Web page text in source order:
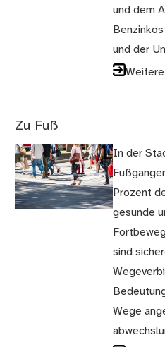
und dem
und der
Zu Fuß
In der
Prozent
gesunde
sind
Wege